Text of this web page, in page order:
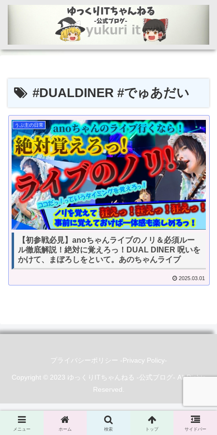
#DUALDINER #でゅあだい
うぷ主の日常
【初参戦必見】anoちゃんライブのノリ＆必須ルー
ル徹底解説！絶対に覚えろっ！DUAL DINER 呪いを
かけて、まぼろしをといて。あのちゃんライブ
2025.03.01
プライバシーポリシー -Privacy Policy-
Copyright © 2023 ゆっくりITちゃんねる -公式ブログ- All Rights
Reserved.
メニュー ホーム 検索 トップ サイドバー